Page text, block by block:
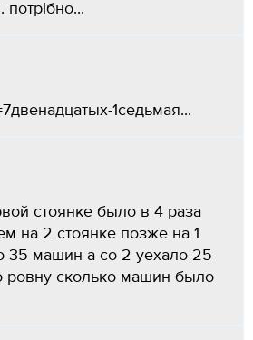
1седьмая...
стоянке было в 4 раза
на 2 стоянке позже на 1
35 машин а со 2 уехало 25
ровну сколько машин было